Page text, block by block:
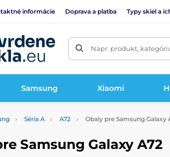
informácie Doprava a platba Typy skiel a
Napr. produkt,
Samsung Xiaomi
Séria A A72 Obaly pre Samsung Galaxy
Samsung Galaxy A72